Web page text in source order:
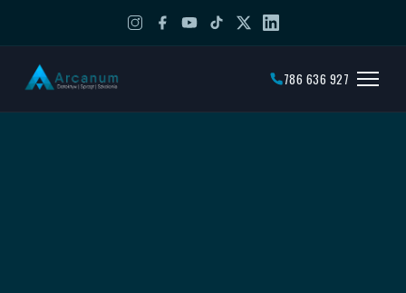
786 636 927